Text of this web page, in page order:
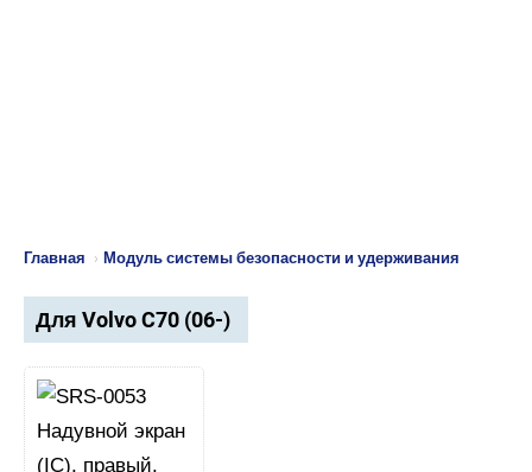
Главная › Модуль системы безопасности и удерживания
Для Volvo C70 (06-)